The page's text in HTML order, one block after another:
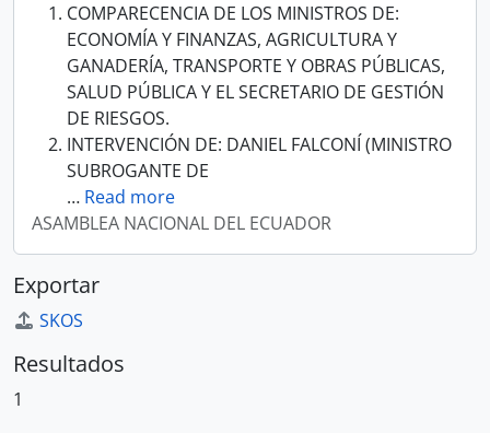
COMPARECENCIA DE LOS MINISTROS DE:
ECONOMÍA Y FINANZAS, AGRICULTURA Y
GANADERÍA, TRANSPORTE Y OBRAS PÚBLICAS,
SALUD PÚBLICA Y EL SECRETARIO DE GESTIÓN
DE RIESGOS.
INTERVENCIÓN DE: DANIEL FALCONÍ (MINISTRO
SUBROGANTE DE
… Read more
ASAMBLEA NACIONAL DEL ECUADOR
Exportar
SKOS
Resultados
1